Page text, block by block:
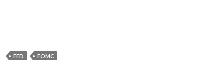
FED FOMC